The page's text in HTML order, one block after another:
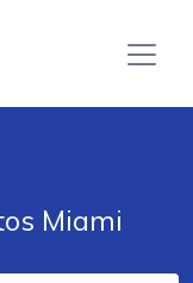
Miami